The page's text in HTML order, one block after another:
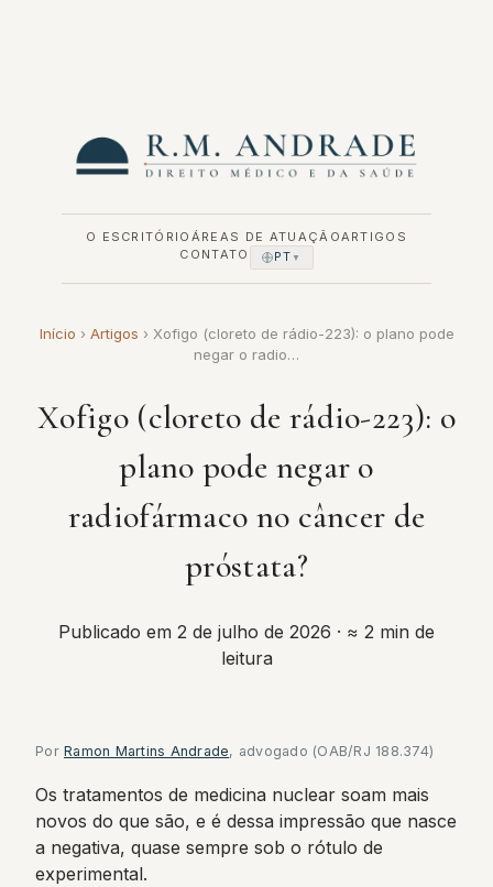
O ESCRITÓRIO ÁREAS DE ATUAÇÃOARTIGOS
CONTATO
PT ▼
Início › Artigos › Xofigo (cloreto de rádio-223): o plano pode
negar o radio…
Xofigo (cloreto de rádio-223): o
plano pode negar o
radiofármaco no câncer de
próstata?
Publicado em 2 de julho de 2026 · ≈ 2 min de
leitura
Por Ramon Martins Andrade, advogado (OAB/RJ 188.374)
Os tratamentos de medicina nuclear soam mais
novos do que são, e é dessa impressão que nasce
a negativa, quase sempre sob o rótulo de
experimental.